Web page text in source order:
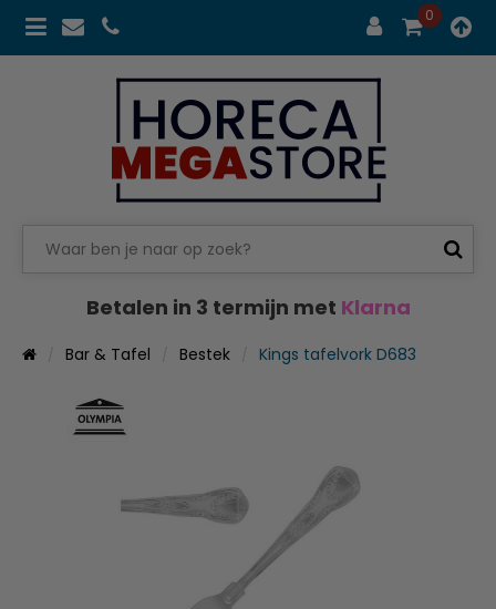
0
Betalen in 3 termijn met Klarna
Bar & Tafel Bestek Kings tafelvork D683